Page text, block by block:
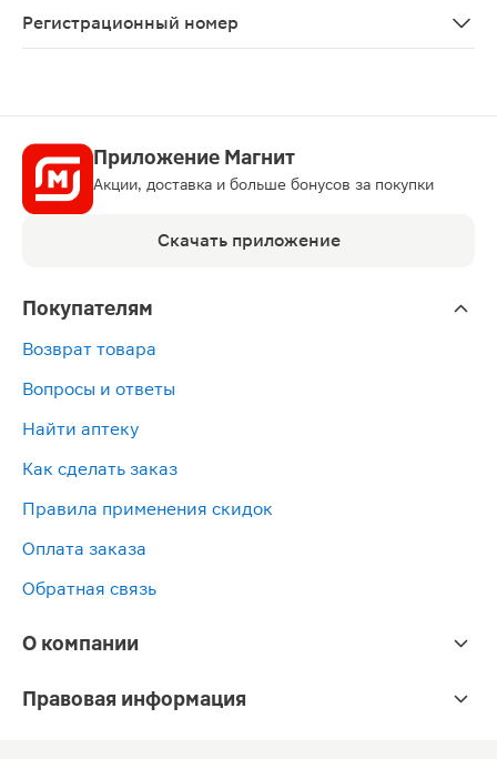
Регистрационный номер
Приложение Магнит
Акции, доставка и больше бонусов за покупки
Скачать приложение
Покупателям
Возврат товара
Вопросы и ответы
Найти аптеку
Как сделать заказ
Правила применения скидок
Оплата заказа
Обратная связь
О компании
Правовая информация